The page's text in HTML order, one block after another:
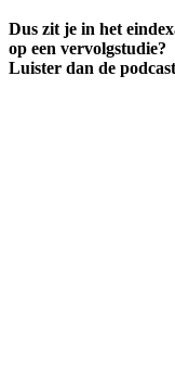
Dus zit je in het
op een vervolgstudie?
Luister dan de